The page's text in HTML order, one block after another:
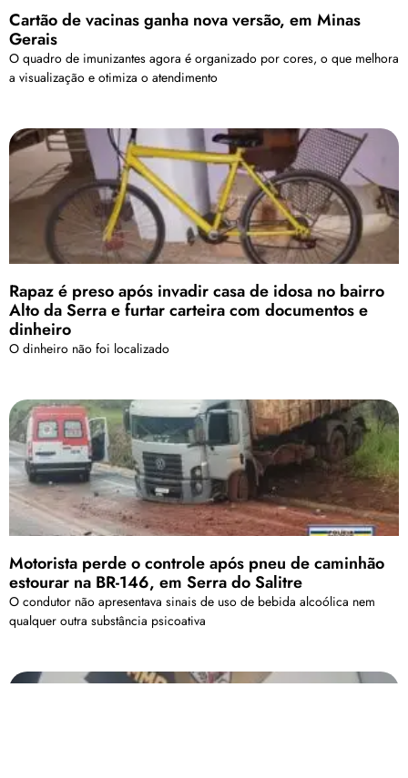
Cartão de vacinas ganha nova versão, em Minas
Gerais
O quadro de imunizantes agora é organizado por cores, o que melhora
a visualização e otimiza o atendimento
Rapaz é preso após invadir casa de idosa no bairro
Alto da Serra e furtar carteira com documentos e
dinheiro
O dinheiro não foi localizado
Motorista perde o controle após pneu de caminhão
estourar na BR-146, em Serra do Salitre
O condutor não apresentava sinais de uso de bebida alcoólica nem
qualquer outra substância psicoativa